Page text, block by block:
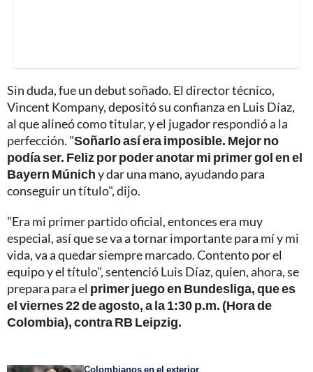
Sin duda, fue un debut soñado. El director técnico,
Vincent Kompany, depositó su confianza en Luis Díaz,
al que alineó como titular, y el jugador respondió a la
perfección. "Soñarlo así era imposible. Mejor no
podía ser. Feliz por poder anotar mi primer gol en el
Bayern Múnichy dar una mano, ayudando para
conseguir un título", dijo.
"Era mi primer partido oficial, entonces era muy
especial, así que se va a tornar importante para mí y mi
vida, va a quedar siempre marcado. Contento por el
equipo y el título", sentenció Luis Díaz, quien, ahora, se
prepara para el primer juego en Bundesliga, que es
el viernes 22 de agosto, a la 1:30 p.m. (Hora de
Colombia), contra RB Leipzig.
Colombianos en el exterior